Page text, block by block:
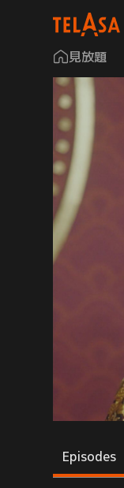
見放題
Episodes